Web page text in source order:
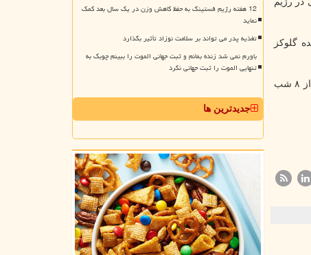
گلوکز
محبوب ترین شکل رژیم فستینگ با محدودیت زمانی شامل خوردن بین ساعت ۱۲ ظهر تا ساعت ۸ شب است بدین مفهوم که فرد دیگر از ۸ شب
12 هفته رژیم فستینگ به حفظ کاهش وزن در یک سال بعد کمک
نماید
تغذیه پدر می تواند بر سلامت نوزاد تأثیر بگذارد
باورم نمی شد زنده بمانم و ثبت جهانی الموت را ببینم چوبک به
تنهایی الموت را ثبت جهانی نکرد
جدیدترین ها